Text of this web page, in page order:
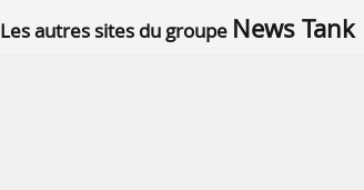
Les autres sites du groupe News Tank